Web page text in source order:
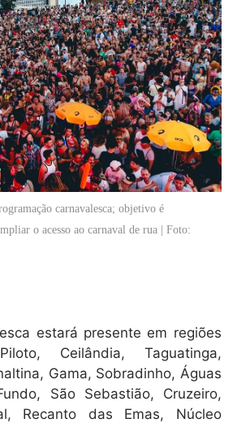
carnavalesca; objetivo é
o acesso ao carnaval de rua | Foto:
estará presente em regiões
Ceilândia, Taguatinga,
Gama, Sobradinho, Águas
São Sebastião, Cruzeiro,
Recanto das Emas, Núcleo